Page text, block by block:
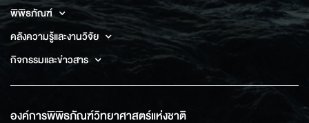
พิพิธภัณฑ์
คลังความรู้และงานวิจัย
กิจกรรมและข่าวสาร
องค์การพิพิธภัณฑ์วิทยาศาสตร์แห่งชาติ